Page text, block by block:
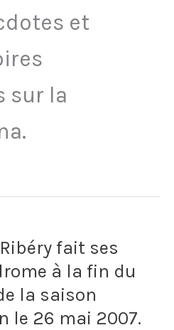
et
sur la
fait ses
à la fin du
la saison
le 26 mai 2007.